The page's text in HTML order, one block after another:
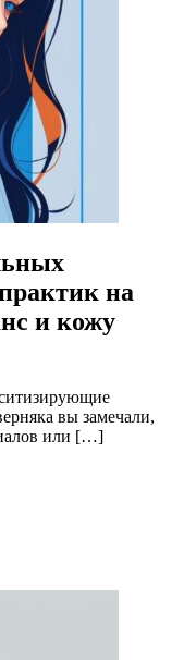
на
и кожу
вы замечали,
или […]